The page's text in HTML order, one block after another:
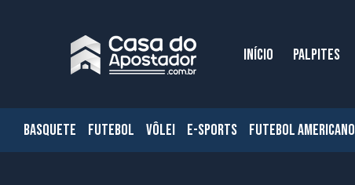
INÍCIO PALPITES
BASQUETE FUTEBOL VÔLEI E-SPORTS FUTEBOL AMERICANO